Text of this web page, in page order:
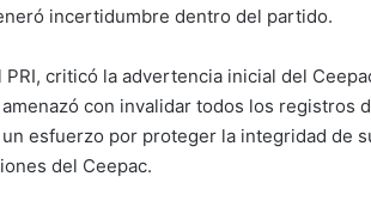
incertidumbre dentro del partido.
criticó la advertencia inicial del
con invalidar todos los registros
esfuerzo por proteger la integridad de
del Ceepac.